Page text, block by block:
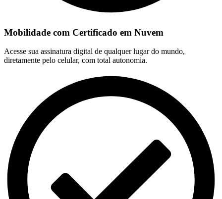
Mobilidade com Certificado em Nuvem
Acesse sua assinatura digital de qualquer lugar do mundo,
diretamente pelo celular, com total autonomia.